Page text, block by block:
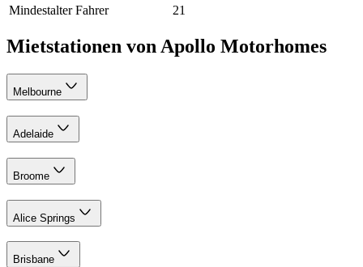
Mindestalter Fahrer
21
Mietstationen von Apollo Motorhomes
Melbourne
Adelaide
Broome
Alice Springs
Brisbane